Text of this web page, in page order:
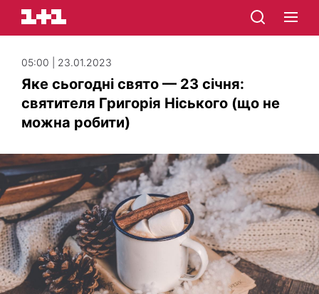
05:00 | 23.01.2023
Яке сьогодні свято — 23 січня:
святителя Григорія Ніського (що не
можна робити)